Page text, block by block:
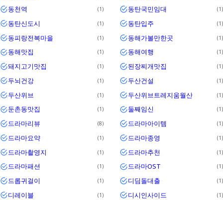
동천역 1 동탄국민임대 1
동탄신도시 1 동탄입주 1
동피랑전복마을 1 동해가볼만한곳 1
동해맛집 1 동해여행 1
돼지고기맛집 1 된장찌개맛집 1
두뇌건강 1 두산건설 1
두산위브 1 두산위브트레지움월산 1
둔촌동맛집 1 둘째임신 1
드라마리뷰 8 드라마아이템 1
드라마요약 1 드라마종영 1
드라마촬영지 1 드라마추천 1
드라마패션 1 드라마OST 1
드롭귀걸이 1 디딤돌대출 1
디레이블 1 디시인사이드 1